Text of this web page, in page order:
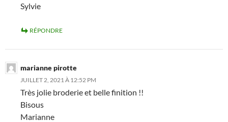
Sylvie
RÉPONDRE
marianne pirotte
JUILLET 2, 2021 À 12:52 PM
Très jolie broderie et belle finition !!
Bisous
Marianne